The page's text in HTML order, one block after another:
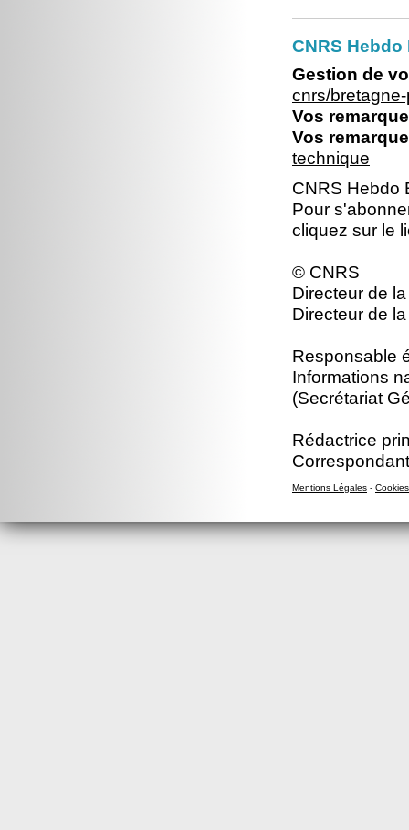
CNRS
Gestion de
cnrs/
Vos
Vos
technique
CNRS Hebdo
Pour
cliquez sur le
© CNRS
Directeur de
Directeur de
Responsable
Informations
(Secrétariat
Rédactrice
Mentions Légales - Cookies